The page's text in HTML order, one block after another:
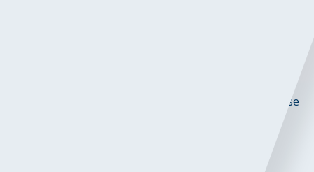
Voor aanbieders betekent dit kansen om hun expertise